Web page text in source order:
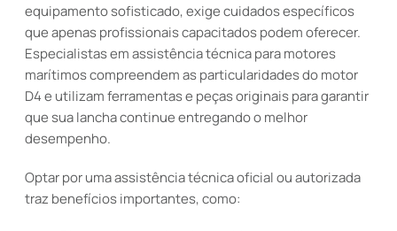
equipamento sofisticado, exige cuidados específicos
que apenas profissionais capacitados podem oferecer.
Especialistas em assistência técnica para motores
marítimos compreendem as particularidades do motor
D4 e utilizam ferramentas e peças originais para garantir
que sua lancha continue entregando o melhor
desempenho.
Optar por uma assistência técnica oficial ou autorizada
traz benefícios importantes, como: